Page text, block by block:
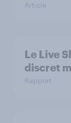
Article
Le Live
discret
Rapport